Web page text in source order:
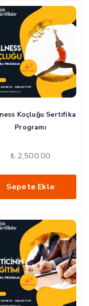
Koçluğu Sertifika
Programı
₺ 2,500.00
Sepete Ekle